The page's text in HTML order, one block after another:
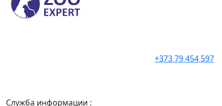
+373 79 454 597
Служба информации :